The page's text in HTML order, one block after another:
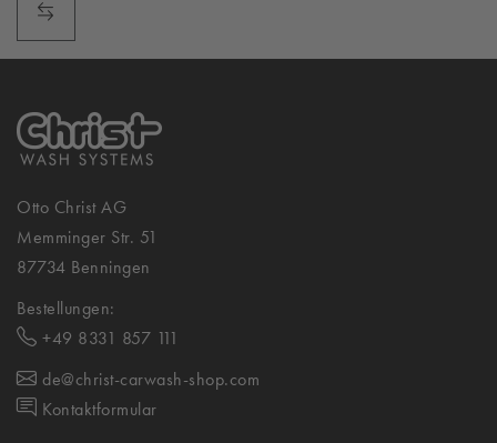
Otto Christ AG
Memminger Str. 51
87734 Benningen
Bestellungen:
+49 8331 857 111
de@christ-carwash-shop.com
Kontaktformular